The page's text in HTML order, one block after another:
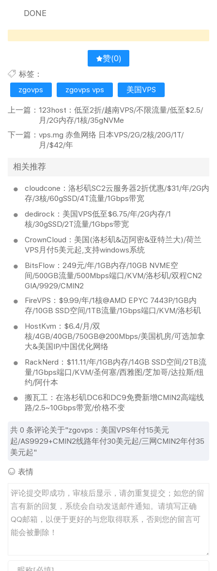
DONE
赞(0)
标签：
zgovps
zgovps vps 美国VPS
上一篇： 123host：低至2折/越南VPS/不限流量/低至$2.5/
月/2G内存/1核/35gNVMe
下一篇： vps.mg 赤鱼网络 日本VPS/2G/2核/20G/1T/
月/$42/年
相关推荐
cloudcone：洛杉矶SC2云服务器2折优惠/$31/年/2G内
存/3核/60gSSD/4T流量/1Gbps带宽
dedirock：美国VPS低至$6.75/年/2G内存/1
核/30gSSD/2T流量/1Gbps带宽
CrownCloud：美国(洛杉矶&迈阿密&亚特兰大)/荷兰
VPS月付5美元起,支持windows系统
BitsFlow：249元/年/1GB内存/10GB NVME空
间/500GB流量/500Mbps端口/KVM/洛杉矶/双程CN2
GIA/9929/CMIN2
FireVPS：$9.99/年/1核@AMD EPYC 7443P/1GB内
存/10GB SSD空间/1TB流量/1Gbps端口/KVM/洛杉矶
HostKvm：$6.4/月/双
核/4GB/40GB/750GB@200Mbps/美国机房/可选加拿
大&美国IP/中国优化网络
RackNerd：$11.11/年/1GB内存/14GB SSD空间/2TB流
量/1Gbps端口/KVM/圣何塞/西雅图/芝加哥/达拉斯/纽
约/阿什本
搬瓦工：在洛杉矶DC6和DC9免费新增CMIN2高端线
路/2.5~10Gbps带宽/价格不变
共0 条评论关于"zgovps：美国VPS年付15美元
起/AS9929+CMIN2线路年付30美元起/三网CMIN2年付35
美元起"
表情